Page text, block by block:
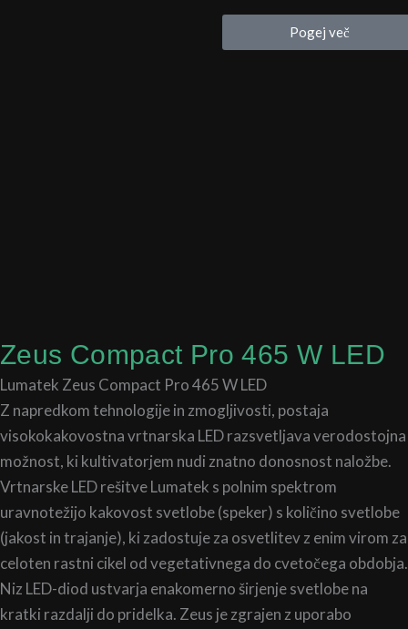
Pogej več
Zeus Compact Pro 465 W LED
Lumatek Zeus Compact Pro 465 W LED
Z napredkom tehnologije in zmogljivosti, postaja
visokokakovostna vrtnarska LED razsvetljava verodostojna
možnost, ki kultivatorjem nudi znatno donosnost naložbe.
Vrtnarske LED rešitve Lumatek s polnim spektrom
uravnotežijo kakovost svetlobe (speker) s količino svetlobe
(jakost in trajanje), ki zadostuje za osvetlitev z enim virom za
celoten rastni cikel od vegetativnega do cvetočega obdobja.
Niz LED-diod ustvarja enakomerno širjenje svetlobe na
kratki razdalji do pridelka. Zeus je zgrajen z uporabo